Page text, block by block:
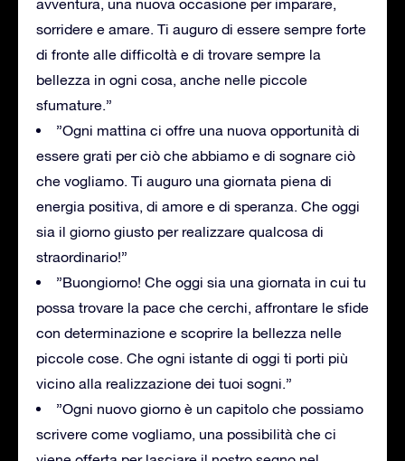
avventura, una nuova occasione per imparare,
sorridere e amare. Ti auguro di essere sempre forte
di fronte alle difficoltà e di trovare sempre la
bellezza in ogni cosa, anche nelle piccole
sfumature.”
”Ogni mattina ci offre una nuova opportunità di
essere grati per ciò che abbiamo e di sognare ciò
che vogliamo. Ti auguro una giornata piena di
energia positiva, di amore e di speranza. Che oggi
sia il giorno giusto per realizzare qualcosa di
straordinario!”
”Buongiorno! Che oggi sia una giornata in cui tu
possa trovare la pace che cerchi, affrontare le sfide
con determinazione e scoprire la bellezza nelle
piccole cose. Che ogni istante di oggi ti porti più
vicino alla realizzazione dei tuoi sogni.”
”Ogni nuovo giorno è un capitolo che possiamo
scrivere come vogliamo, una possibilità che ci